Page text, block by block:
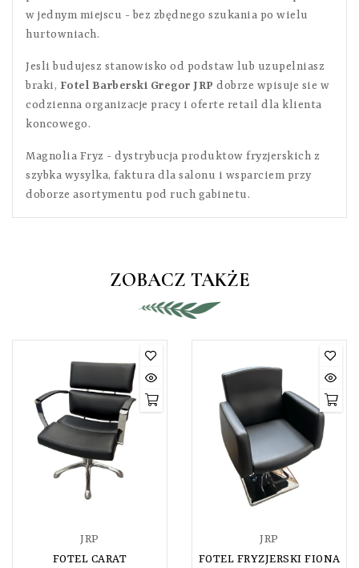
w jednym miejscu - bez zbędnego szukania po wielu
hurtowniach.
Jesli budujesz stanowisko od podstaw lub uzupelniasz
braki, Fotel Barberski Gregor JRP dobrze wpisuje sie w
codzienna organizacje pracy i oferte retail dla klienta
koncowego.
Magnolia Fryz - dystrybucja produktow fryzjerskich z
szybka wysylka, faktura dla salonu i wsparciem przy
doborze asortymentu pod ruch gabinetu.
ZOBACZ TAKŻE
JRP
FOTEL CARAT
JRP
FOTEL FRYZJERSKI FIONA